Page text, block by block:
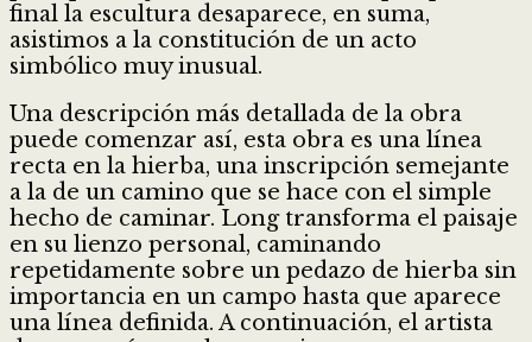
final la escultura desaparece, en suma,
asistimos a la constitución de un acto
simbólico muy inusual.
Una descripción más detallada de la obra
puede comenzar así, esta obra es una línea
recta en la hierba, una inscripción semejante
a la de un camino que se hace con el simple
hecho de caminar. Long transforma el paisaje
en su lienzo personal, caminando
repetidamente sobre un pedazo de hierba sin
importancia en un campo hasta que aparece
una línea definida. A continuación, el artista